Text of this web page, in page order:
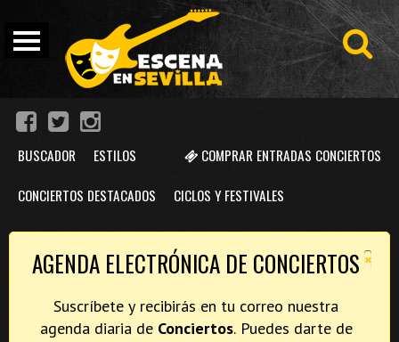
COMPRAR ENTRADAS CONCIERTOS
BUSCADOR ESTILOS
CONCIERTOS DESTACADOS CICLOS Y FESTIVALES
×
AGENDA ELECTRÓNICA DE CONCIERTOS
Suscríbete y recibirás en tu correo nuestra
agenda diaria de Conciertos. Puedes darte de